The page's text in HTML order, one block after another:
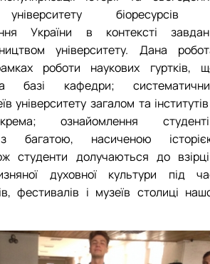
університету біоресурсів
України в контексті
університету. Дана
роботи наукових гуртків,
базі кафедри;
університету загалом та інститутів
ознайомлення
з багатою, насиченою
студенти долучаються до
духовної культури під
фестивалів і музеїв столиці